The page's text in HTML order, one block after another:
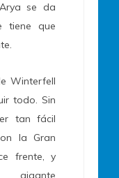
se da
tiene que
Winterfell
todo. Sin
tan fácil
la Gran
frente, y